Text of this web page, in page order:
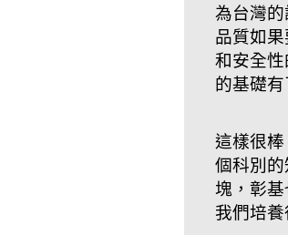
為台灣
品質如
和安全
的基礎
這樣很
個科別
塊，彰
我們培